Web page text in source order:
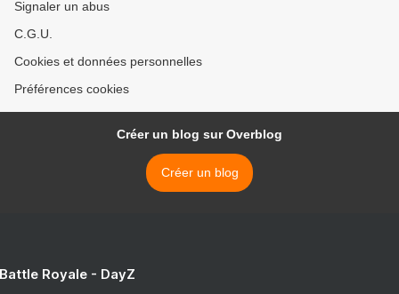
Signaler un abus
C.G.U.
Cookies et données personnelles
Préférences cookies
Créer un blog sur Overblog
Créer un blog
Royale - DayZ